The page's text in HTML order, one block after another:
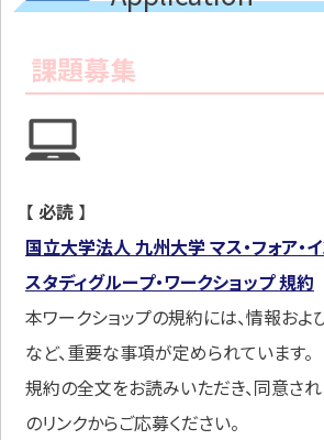
課題募集
【 必読 】
国立大学法人 九州大学 マス・フォア・
スタディグループ・ワークショップ 規約
本ワークショップの規約には、情報お
など、重要な事項が定められています。
規約の全文をお読みいただき、同意さ
のリンクからご応募ください。